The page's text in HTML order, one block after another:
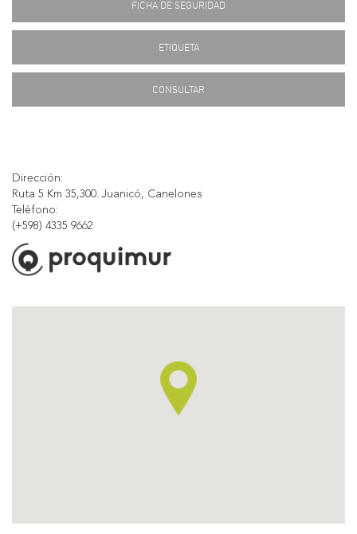
FICHA DE SEGURIDAD
ETIQUETA
CONSULTAR
Dirección:
Ruta 5 Km 35,300. Juanicó, Canelones
Teléfono:
(+598) 4335 9662